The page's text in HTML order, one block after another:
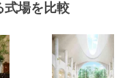
式場を比較